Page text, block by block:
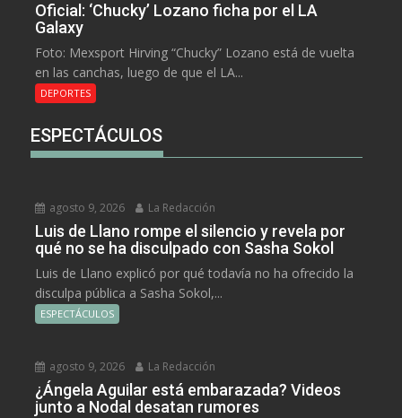
Oficial: ‘Chucky’ Lozano ficha por el LA
Galaxy
Foto: Mexsport Hirving “Chucky” Lozano está de vuelta
en las canchas, luego de que el LA...
DEPORTES
ESPECTÁCULOS
agosto 9, 2026 La Redacción
Luis de Llano rompe el silencio y revela por
qué no se ha disculpado con Sasha Sokol
Luis de Llano explicó por qué todavía no ha ofrecido la
disculpa pública a Sasha Sokol,...
ESPECTÁCULOS
agosto 9, 2026 La Redacción
¿Ángela Aguilar está embarazada? Videos
junto a Nodal desatan rumores